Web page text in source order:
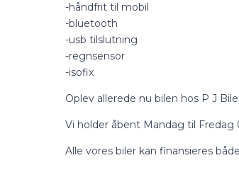
-håndfrit til mobil
-bluetooth
-usb tilslutning
-regnsensor
-isofix
Oplev allerede nu bilen hos P J
Vi holder åbent Mandag til Fredag
Alle vores biler kan finansieres